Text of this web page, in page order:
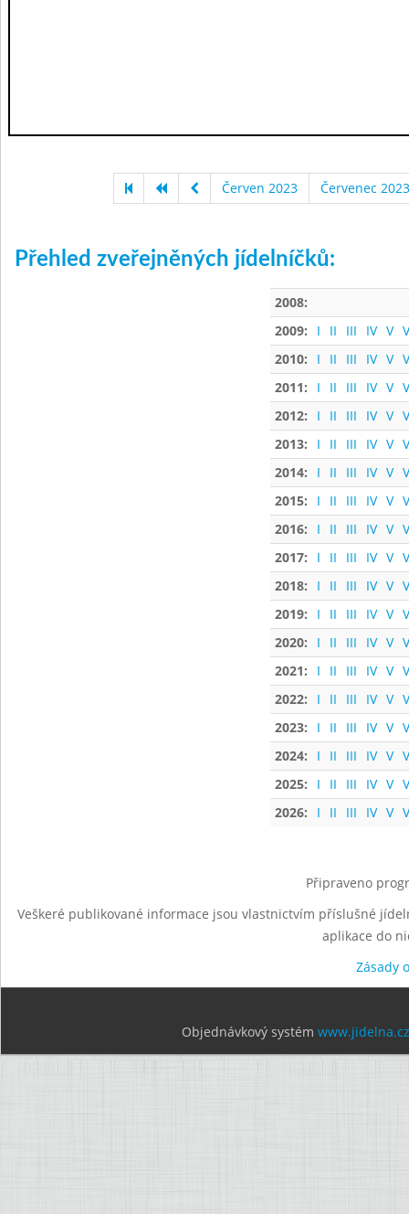
Červen 2023 Červenec 2023
Přehled zveřejněných jídelníčků:
2008:
2009:
I II III IV V
2010:
I II III IV V
2011:
I II III IV V
2012:
I II III IV V
2013:
I II III IV V
2014:
I II III IV V
2015:
I II III IV V
2016:
I II III IV V
2017:
I II III IV V
2018:
I II III IV V
2019:
I II III IV V
2020:
I II III IV V
2021:
I II III IV V
2022:
I II III IV V
2023:
I II III IV V
2024:
I II III IV V
2025:
I II III IV V
2026:
I II III IV V
Připraveno
Veškeré publikované informace jsou vlastnictvím příslušné
aplikace do
Zásady
Objednávkový systém www.jidelna.cz